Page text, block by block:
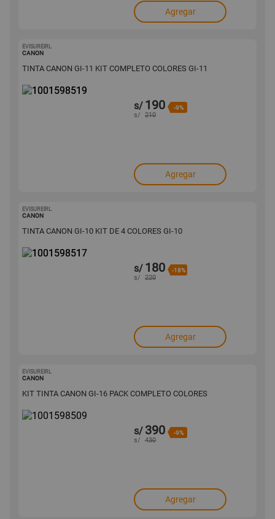
Agregar
EVISUREIRL
CANON
TINTA CANON GI-11 KIT COMPLETO COLORES GI-11
s/ 190 -9%
s/ 210
Agregar
EVISUREIRL
CANON
TINTA CANON GI-10 KIT DE 4 COLORES GI-10
s/ 180 -18%
s/ 220
Agregar
EVISUREIRL
CANON
KIT TINTA CANON GI-16 PACK COMPLETO COLORES
s/ 390 -9%
s/ 430
Agregar